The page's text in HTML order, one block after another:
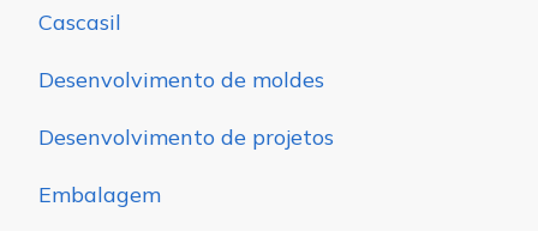
Cascasil
Desenvolvimento de moldes
Desenvolvimento de projetos
Embalagem